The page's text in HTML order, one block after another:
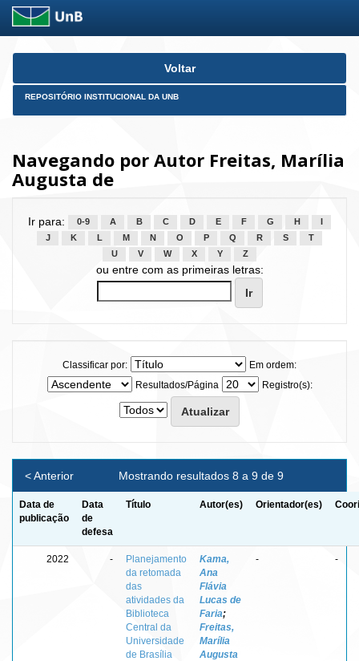
Skip
Voltar
REPOSITÓRIO INSTITUCIONAL DA UNB
Navegando por Autor Freitas, Marília
Augusta de
Ir para: 0-9 A B C D E F G H
J
K L M N O P Q R S
T
U
V W X Y Z
ou entre com as primeiras letras:
Classificar por:
Em ordem:
Resultados/Página
Registro(s):
Mostrando resultados 8 a 9 de 9
< Anterior
Data de
publicação
Data
de
defesa
Título Autor(es) Orientador(es)
2022 -
Planejamento
da retomada
das
atividades da
Biblioteca
Central da
Universidade
de Brasília
Kama,
Ana
Flávia
Lucas de
Faria;
Freitas,
Marília
Augusta
- -